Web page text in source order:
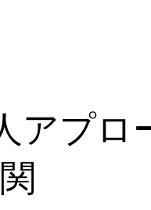
アプロ